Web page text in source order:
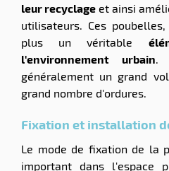
leur recyclage et ainsi
utilisateurs. Ces
plus un véritable
l'environnement urbain.
généralement un grand
grand nombre d'ordures.
Fixation et installation
Le mode de fixation de la
important dans l'espace